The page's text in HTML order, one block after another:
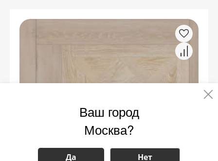
Ваш город
Москва?
Да Нет